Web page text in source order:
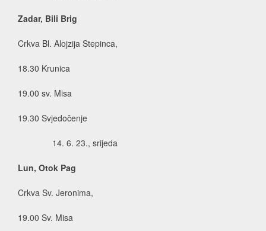
Zadar, Bili Brig
Crkva Bl. Alojzija Stepinca,
18.30 Krunica
19.00 sv. Misa
19.30 Svjedočenje
6. 23., srijeda
Lun, Otok Pag
Crkva Sv. Jeronima,
19.00 Sv. Misa